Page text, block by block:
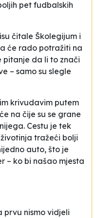
pet fudbalskih
čitale Školegijum i
će rado potražiti na
pitanje da li to znači
– samo su slegle
krivudavim putem
na čije su se grane
Cestu je tek
tražeći bolji
auto, što je
– ko bi našao mjesta
prvu nismo vidjeli